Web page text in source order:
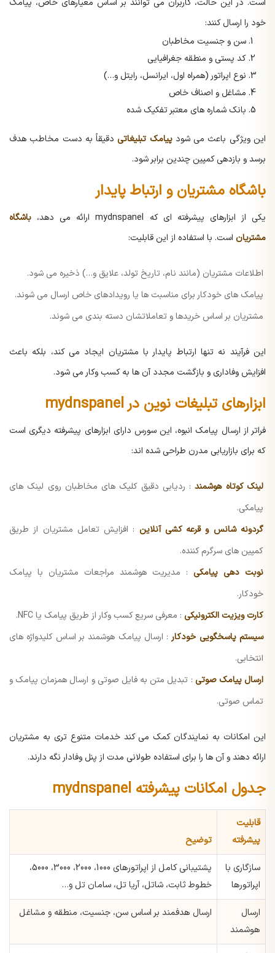
است. در این حالت، کاربران می توانند بر اساس معیارهای خاص، پیامک
خود را ارسال کنند:
سن و جنسیت مخاطبان
کد پستی و منطقه جغرافیایی
نوع اپراتور (همراه اول، ایرانسل، رایتل و…)
مشاغل و اصناف خاص
بانک شماره های معتبر تفکیک شده
این ویژگی باعث می شودپیامک تبلیغاتیدقیقاً به دست مخاطب هدف
برسد و بازدهی کمپین چندین برابر شود.
باشگاه مشتریان و ارتباط پایدار
یکی از ابزارهای پیشرفته ای که mydnspanel ارائه می دهد،
باشگاه
مشتریان است. با استفاده از این قابلیت:
اطلاعات مشتریان (مانند نام، تاریخ تولد، علایق و…) ذخیره می شود.
پیامک های خودکار برای مناسبت ها یا رویدادهای خاص ارسال می شوند.
مشتریان بر اساس خریدها و تعاملاتشان دسته بندی می شوند.
این فرآیند نه تنها ارتباط پایدار با مشتریان ایجاد می کند، بلکه باعث
افزایش وفاداری و بازگشت مجدد آن ها به کسب وکار می شود.
ابزارهای تبلیغات نوین در mydnspanel
فراتر از ارسال پیامک انبوه، این سورس دارای ابزارهای پیشرفته دیگری است
که برای بازاریابی مدرن طراحی شده اند:
لینک کوتاه هوشمند: ردیابی دقیق کلیک های مخاطبان روی لینک های
پیامکی.
گردونه شانس و قرعه کشی آنلاین : افزایش تعامل مشتریان از طریق
کمپین های سرگرم کننده.
نوبت دهی پیامکی : مدیریت هوشمند مراجعات مشتریان با پیامک
خودکار.
کارت ویزیت الکترونیکی : معرفی سریع کسب وکار از طریق پیامک یا NFC.
سیستم پاسخگویی خودکار : ارسال پیامک هوشمند بر اساس کلیدواژه های
انتخابی.
ارسال پیامک صوتی : تبدیل متن به فایل صوتی و ارسال همزمان پیامک و
تماس صوتی.
این امکانات به نمایندگان کمک می کند خدمات متنوع تری به مشتریان
ارائه دهند و آن ها را برای استفاده طولانی مدت از پنل وفادار نگه دارند.
جدول امکانات پیشرفته mydnspanel
قابلیت
پیشرفته
توضیح
سازگاری با
اپراتورها
پشتیبانی کامل از اپراتورهای 1000، 2000، 3000، 5000،
خطوط ثابت، شاتل، آریا تل، سامان تل و…
ارسال
هوشمند
ارسال هدفمند بر اساس سن، جنسیت، منطقه و مشاغل